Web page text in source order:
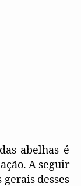
abelhas é
A seguir
desses